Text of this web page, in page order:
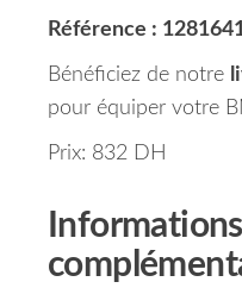
Référence :
Bénéficiez de notre
pour équiper votre
Prix: 832 DH
Informations